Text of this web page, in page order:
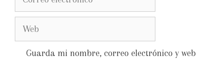
Guarda mi nombre, correo electrónico y web